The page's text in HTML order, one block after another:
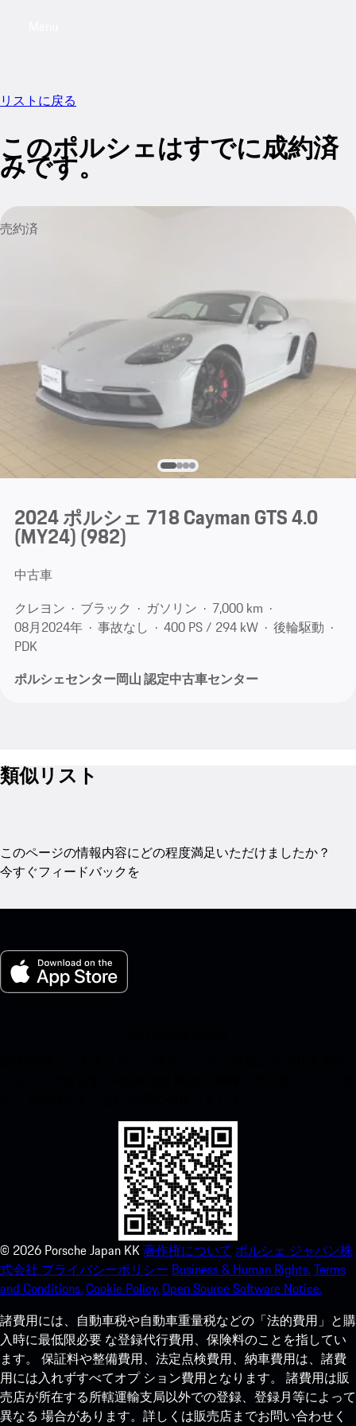
リストに戻る
このポルシェはすでに成約済
みです。
売約済
2024 ポルシェ 718 Cayman GTS 4.0
(MY24)(982)
中古車
クレヨン
ブラック ガソリン
7,000 km
08月​2024年
事故なし 400 PS / 294 kW
後輪駆動
PDK
ポルシェセンター岡山 認定中古車センター
類似リスト
このページの情報内容にどの程度満足いただけましたか？
今すぐフィードバックを
© 2026 Porsche Japan KK著作権について ポルシェ ジャパン株
式会社 プライバシーポリシー Business & Human Rights.Terms
and Conditions.Cookie Policy.Open Source Software Notice.
諸費用には、自動車税や自動車重量税などの「法的費用」と購
入時に最低限必要 な登録代行費用、保険料のことを指してい
ます。 保証料や整備費用、法定点検費用、納車費用は、諸費
用には入れずすべてオプ ション費用となります。 諸費用は販
売店が所在する所轄運輸支局以外での登録、登録月等によって
異なる 場合があります。詳しくは販売店までお問い合わせく